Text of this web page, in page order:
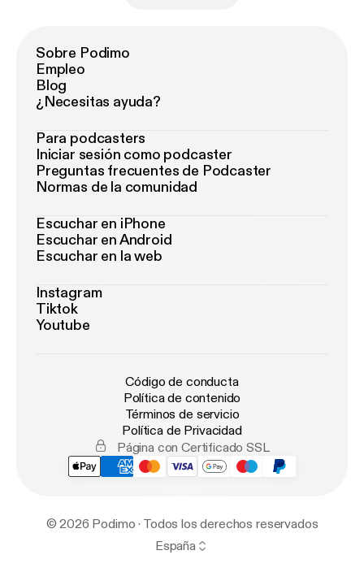
Sobre Podimo
Empleo
Blog
¿Necesitas ayuda?
Para podcasters
Iniciar sesión como podcaster
Preguntas frecuentes de Podcaster
Normas de la comunidad
Escuchar en iPhone
Escuchar en Android
Escuchar en la web
Instagram
Tiktok
Youtube
Código de conducta
Política de contenido
Términos de servicio
Política de Privacidad
Página con Certificado SSL
© 2026 Podimo · Todos los derechos reservados
España